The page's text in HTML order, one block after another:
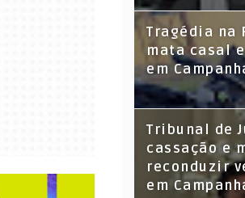
Tragédia na
mata casal
em
Tribunal de
cassação e
reconduzir
em